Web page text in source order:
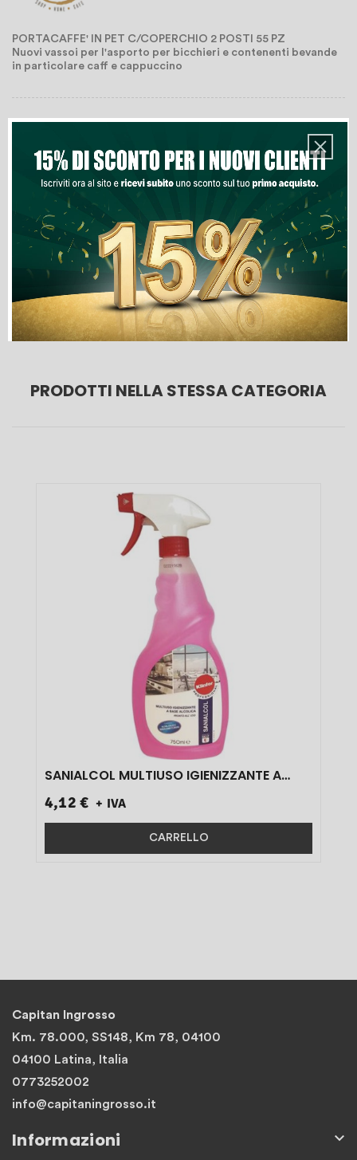
PORTACAFFE' IN PET C/COPERCHIO 2 POSTI 55 PZ
Nuovi vassoi per l'asporto per bicchieri e contenenti bevande
in particolare caff e cappuccino
Lista Dei Desideri
 Ultimi articoli in magazzino
PRODOTTI NELLA STESSA CATEGORIA
SANIALCOL MULTIUSO IGIENIZZANTE A
PZ}
4,12 € + IVA
CARRELLO
Capitan Ingrosso
Km. 78.000, SS148, Km 78, 04100
04100 Latina, Italia
0773252002
info@capitaningrosso.it
Informazioni 